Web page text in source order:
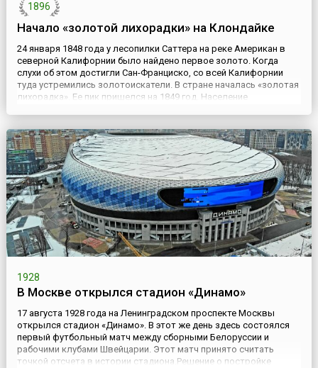
1896
Начало «золотой лихорадки» на Клондайке
24 января 1848 года у лесопилки Саттера на реке Американ в
северной Калифорнии было найдено первое золото. Когда
слухи об этом достигли Сан-Франциско, со всей Калифорнии
туда устремились золотоискатели. В стране началась «золотая
лихорадка». Ее пик пришелся на 1849 год. Население
1928
В Москве открылся стадион «Динамо»
17 августа 1928 года на Ленинградском проспекте Москвы
открылся стадион «Динамо». В этот же день здесь состоялся
первый футбольный матч между сборными Белоруссии и
рабочими клубами Швейцарии. Этот матч принято считать
точкой отсчета в истории стадиона.Решение о постройке